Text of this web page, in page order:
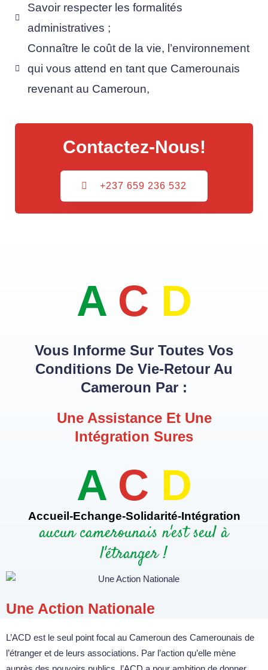
Savoir respecter les formalités
administratives ;
Connaître le coût de la vie, l’environnement
qui vous attend en tant que Camerounais
revenant au Cameroun,
Contactez-Nous!
+237 659 236 532
A C D
Vous Informe Sur Toutes Vos
Conditions De Vie-Retour Au
Cameroun Par :
Une Assistance Et Une
Intégration Sures
A C D
Accueil-Echange-Solidarité-Intégration
aucun camerounais n'est seul à
l'étranger !
Une Action Nationale
L’ACD est le seul point focal au Cameroun des Camerounais de
l’étranger et de leurs associations. Par l’action qu’elle mène